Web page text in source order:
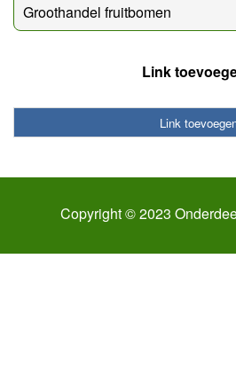
Groothandel fruitbomen
Link
Link
Copyright © 2023